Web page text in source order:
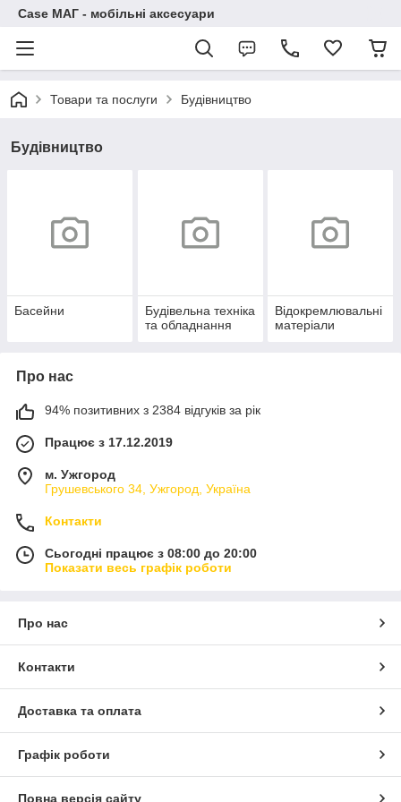
Case МАГ - мобільні аксесуари
Товари та послуги Будівництво
Будівництво
Басейни
Будівельна техніка
та обладнання
Відокремлювальні
матеріали
Про нас
94% позитивних з 2384 відгуків за рік
Працює з 17.12.2019
м. Ужгород
Грушевського 34, Ужгород, Україна
Контакти
Сьогодні працює з 08:00 до 20:00
Показати весь графік роботи
Про нас
Контакти
Доставка та оплата
Графік роботи
Повна версія сайту